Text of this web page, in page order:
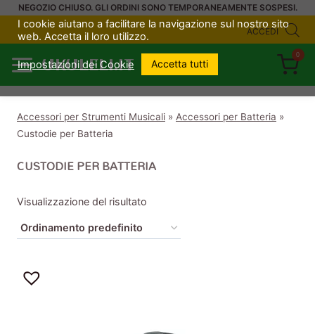
SaltaNEGOZIO CHIUSO. GLI ORDINI SONO TEMPORANEAMENTE SOSPESI.
ACCEDI
UKULELI.IT
0
Accessori per Strumenti Musicali » Accessori per Batteria »
Custodie per Batteria
CUSTODIE PER BATTERIA
Visualizzazione del risultato
I cookie aiutano a facilitare la navigazione sul nostro sito
web. Accetta il loro utilizzo.
Impostazioni dei Cookie Accetta tutti